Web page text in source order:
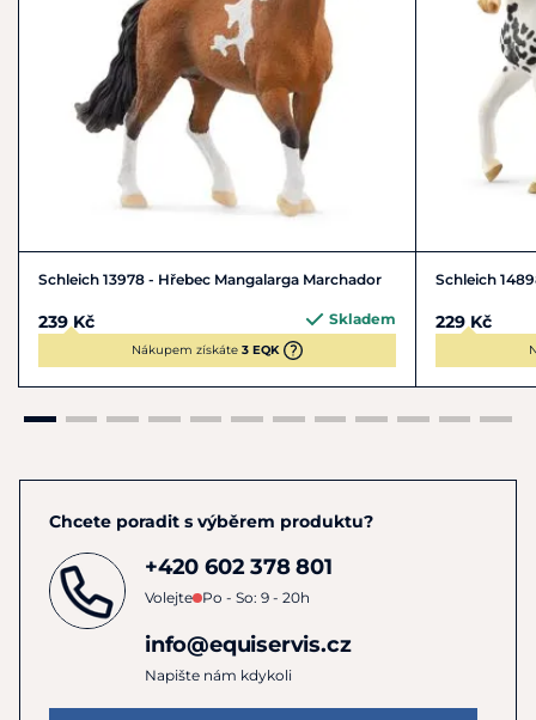
Schleich 13978 - Hřebec Mangalarga Marchador
239 Kč Skladem
Nákupem získáte 3 EQK
Schleich
229 Kč
Chcete poradit s výběrem produktu?
+420 602 378 801
Volejte Po - So: 9 - 20h
info@equiservis.cz
Napište nám kdykoli